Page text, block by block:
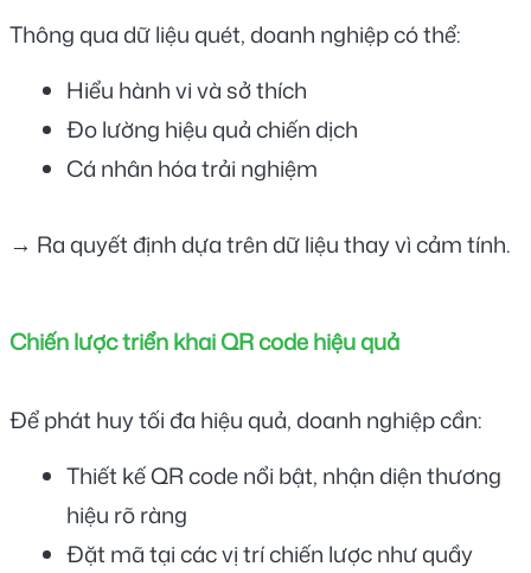
Thông qua dữ liệu quét, doanh nghiệp có thể:
Hiểu hành vi và sở thích
Đo lường hiệu quả chiến dịch
Cá nhân hóa trải nghiệm
→ Ra quyết định dựa trên dữ liệu thay vì cảm tính.
Chiến lược triển khai QR code hiệu quả
Để phát huy tối đa hiệu quả, doanh nghiệp cần:
Thiết kế QR code nổi bật, nhận diện thương
hiệu rõ ràng
Đặt mã tại các vị trí chiến lược như quầy